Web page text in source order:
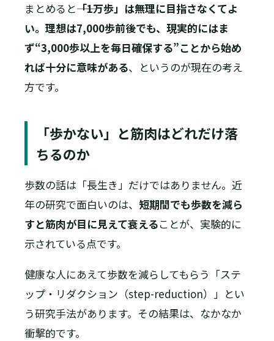
まとめると――「1万歩」は無理に目指さなくてよ
い。理想は7,000歩前後でも、現実的にはま
ず“3,000歩以上を毎日確保する”ことから始め
れば十分に意味がある、というのが現在の考え
方です。
「歩かない」と筋肉はどれだけ落
ちるのか
歩数の話は「長生き」だけではありません。近
年の研究で面白いのは、 短期間でも歩数を減ら
すと筋肉が目に見えて衰えることが、実験的に
示されている点です。
健康な人にあえて歩数を減らしてもらう「ステ
ップ・リダクション（step-reduction）」とい
う研究手法があります。その結果は、なかなか
衝撃的です。